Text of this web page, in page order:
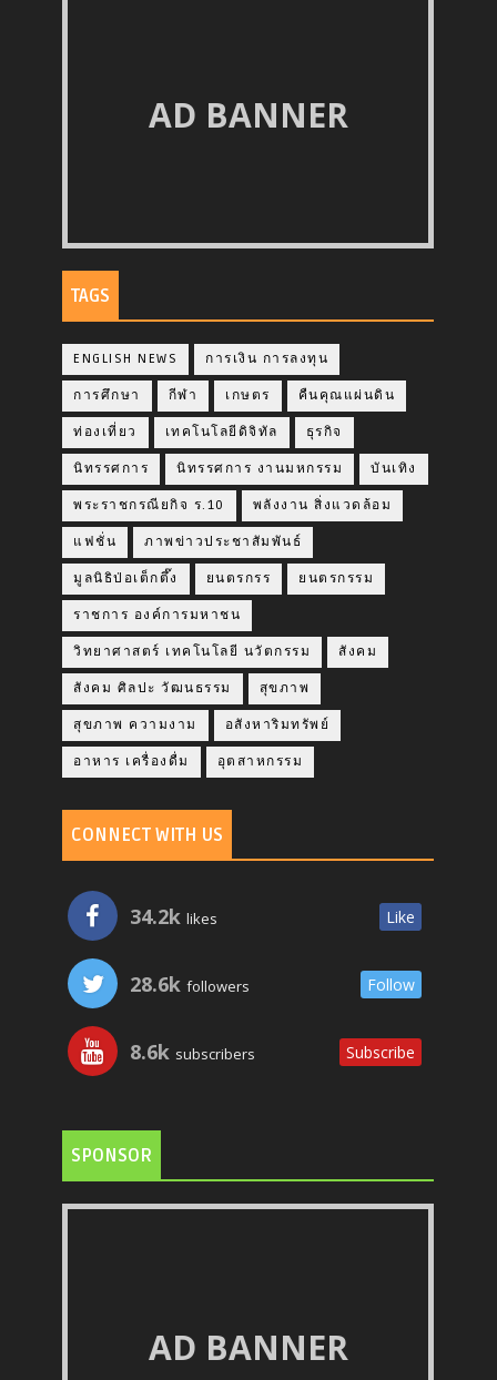
AD BANNER
TAGS
ENGLISH NEWS การเงิน การลงทุน
การศึกษา กีฬา เกษตร คืนคุณแผ่นดิน
ท่องเที่ยว เทคโนโลยีดิจิทัล ธุรกิจ
นิทรรศการ นิทรรศการ งานมหกรรม บันเทิง
พระราชกรณียกิจ ร.10 พลังงาน สิ่งแวดล้อม
แฟชั่น ภาพข่าวประชาสัมพันธ์
มูลนิธิป่อเต็กตึ๊ง ยนตรกรร ยนตรกรรม
ราชการ องค์การมหาชน
วิทยาศาสตร์ เทคโนโลยี นวัตกรรม สังคม
สังคม ศิลปะ วัฒนธรรม สุขภาพ
สุขภาพ ความงาม อสังหาริมทรัพย์
อาหาร เครื่องดื่ม อุตสาหกรรม
CONNECT WITH US
34.2k likes Like
28.6k followers Follow
8.6k subscribers Subscribe
SPONSOR
AD BANNER